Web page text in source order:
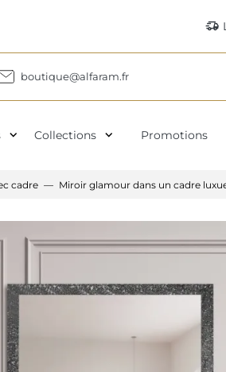
delivery_truck_speed
boutique@alfaram.fr
expand_more Collections expand_more Promotions
cadre Miroir glamour dans un cadre